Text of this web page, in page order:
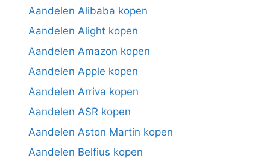
Aandelen Alibaba kopen
Aandelen Alight kopen
Aandelen Amazon kopen
Aandelen Apple kopen
Aandelen Arriva kopen
Aandelen ASR kopen
Aandelen Aston Martin kopen
Aandelen Belfius kopen